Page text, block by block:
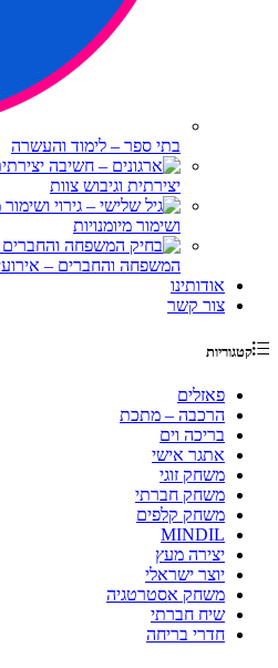
בתי ספר – לימוד והעשרה
יצירתית וגיבוש צוות
ושימור מיומנויות
המשפחה והחברים –
אודותינו
צור קשר
קטגוריות
פאזלים
הרכבה – מתכת
בריכה וים
אתגר אישי
משחק זוגי
משחק חברתי
משחק קלפים
MINDIL
יצירה מעץ
יוצר ישראלי
משחק אסטרטגיה
שיח חברתי
חדרי בריחה